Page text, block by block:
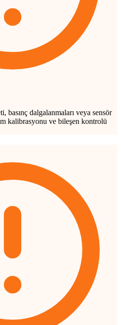
basınç dalgalanmaları veya sensör
kalibrasyonu ve bileşen kontrolü